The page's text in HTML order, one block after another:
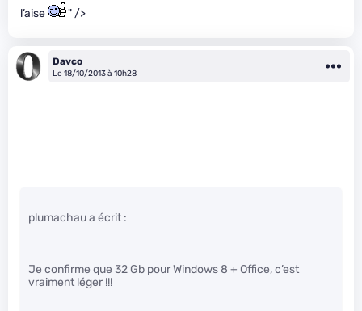
l’aise
" />
Davco
Le 18/10/2013 à 10h28
plumachau a écrit :
Je confirme que 32 Gb pour Windows 8 + Office, c’est
vraiment léger !!!